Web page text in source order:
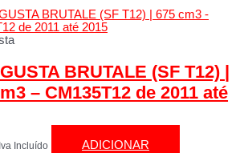
BRUTALE (SF T12) |
– CM135T12 de 2011 até
Iva Incluído ADICIONAR